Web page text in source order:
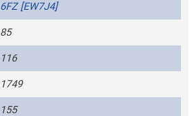
6FZ [EW7J4]
85
116
1749
155